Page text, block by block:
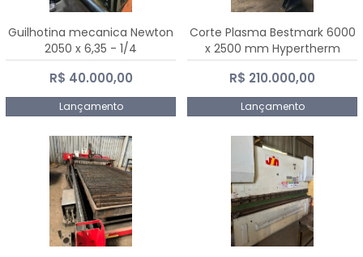
Guilhotina mecanica Newton
2050 x 6,35 - 1/4
R$ 40.000,00
Lançamento
Corte Plasma Bestmark 6000
x 2500 mm Hypertherm
MaxPro 200
R$ 210.000,00
Lançamento